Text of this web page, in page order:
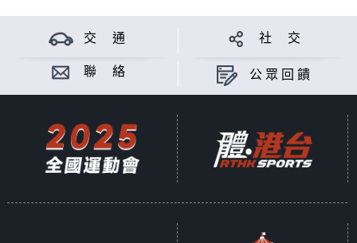
交 通 社 交
聯 絡 公眾回饋